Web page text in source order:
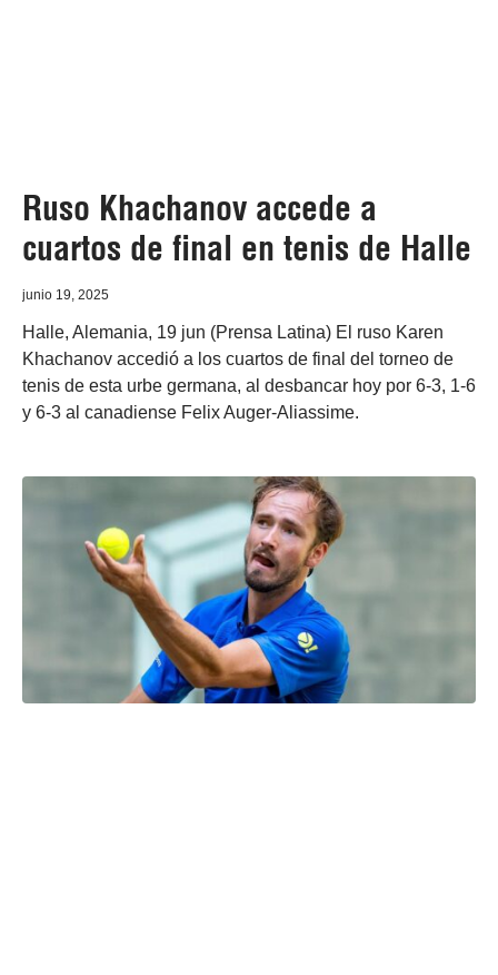
Ruso Khachanov accede a
cuartos de final en tenis de Halle
junio 19, 2025
Halle, Alemania, 19 jun (Prensa Latina) El ruso Karen
Khachanov accedió a los cuartos de final del torneo de
tenis de esta urbe germana, al desbancar hoy por 6-3, 1-6
y 6-3 al canadiense Felix Auger-Aliassime.